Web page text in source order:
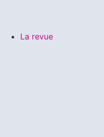
La revue